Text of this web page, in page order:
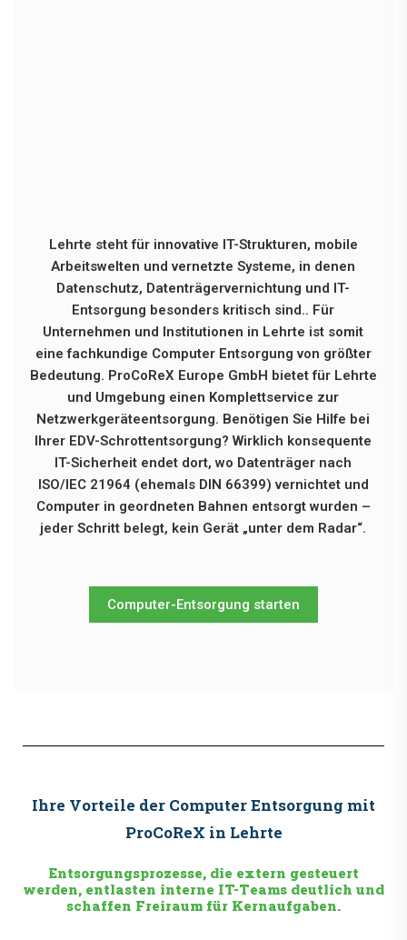
Lehrte steht für innovative IT-Strukturen, mobile
Arbeitswelten und vernetzte Systeme, in denen
Datenschutz, Datenträgervernichtung und IT-
Entsorgung besonders kritisch sind.. Für
Unternehmen und Institutionen in Lehrte ist somit
eine fachkundige Computer Entsorgung von größter
Bedeutung. ProCoReX Europe GmbH bietet für Lehrte
und Umgebung einen Komplettservice zur
Netzwerkgeräteentsorgung. Benötigen Sie Hilfe bei
Ihrer EDV-Schrottentsorgung? Wirklich konsequente
IT-Sicherheit endet dort, wo Datenträger nach
ISO/IEC 21964 (ehemals DIN 66399) vernichtet und
Computer in geordneten Bahnen entsorgt wurden –
jeder Schritt belegt, kein Gerät „unter dem Radar“.
Computer-Entsorgung starten
Ihre Vorteile der Computer Entsorgung mit
ProCoReX in Lehrte
Entsorgungsprozesse, die extern gesteuert
werden, entlasten interne IT-Teams deutlich und
schaffen Freiraum für Kernaufgaben.